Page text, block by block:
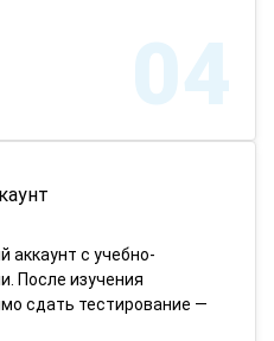
04
аккаунт с учебно-
После изучения
сдать тестирование —